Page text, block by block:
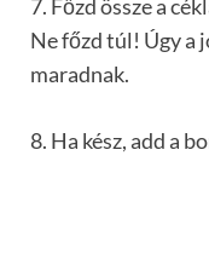
7. Főzd össze a
Ne főzd túl! Úgy a
maradnak.
8. Ha kész, add a